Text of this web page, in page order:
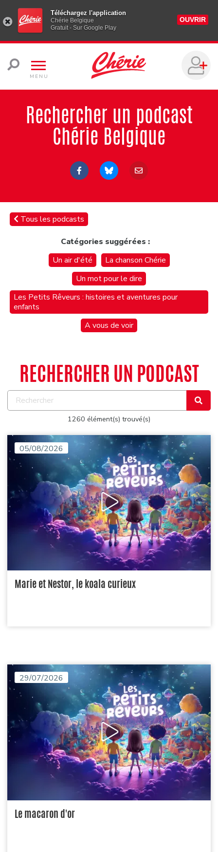
Téléchargez l'application
Chérie Belgique
Gratuit - Sur Google Play
OUVRIR
MENU
Rechercher un podcast
Chérie Belgique
Tous les podcasts
Catégories suggérées :
Un air d'été
La chanson Chérie
Un mot pour le dire
Les Petits Rêveurs : histoires et aventures pour
enfants
A vous de voir
RECHERCHER UN PODCAST
1260 élément(s) trouvé(s)
05/08/2026
Marie et Nestor, le koala curieux
29/07/2026
Le macaron d'or